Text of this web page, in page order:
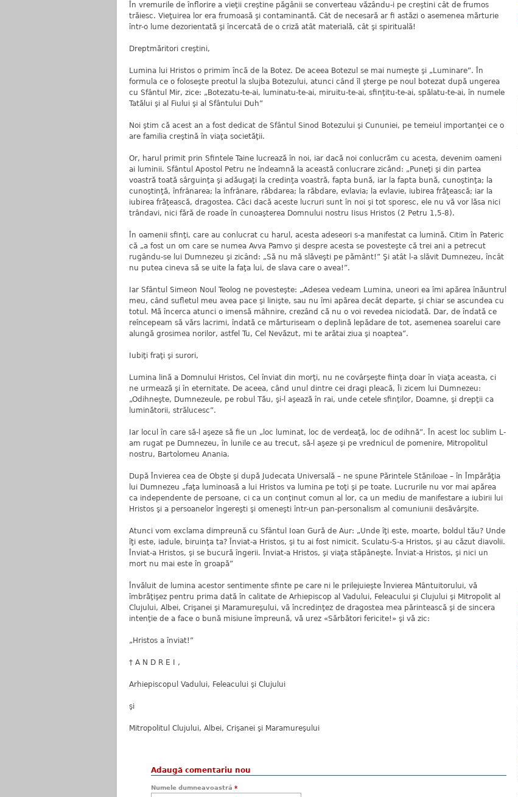
În vremurile de înflorire a vieţii creştine păgânii se converteau văzându-i pe creştini cât de frumos
trăiesc. Vieţuirea lor era frumoasă şi contaminantă. Cât de necesară ar fi astăzi o asemenea mărturie
într-o lume dezorientată şi încercată de o criză atât materială, cât şi spirituală!
Dreptmăritori creştini,
Lumina lui Hristos o primim încă de la Botez. De aceea Botezul se mai numeşte şi „Luminare”. În
formula ce o foloseşte preotul la slujba Botezului, atunci când îl şterge pe noul botezat după ungerea
cu Sfântul Mir, zice: „Botezatu-te-ai, luminatu-te-ai, miruitu-te-ai, sfinţitu-te-ai, spălatu-te-ai, în numele
Tatălui şi al Fiului şi al Sfântului Duh”
Noi ştim că acest an a fost dedicat de Sfântul Sinod Botezului şi Cununiei, pe temeiul importanţei ce o
are familia creştină în viaţa societăţii.
Or, harul primit prin Sfintele Taine lucrează în noi, iar dacă noi conlucrăm cu acesta, devenim oameni
ai luminii. Sfântul Apostol Petru ne îndeamnă la această conlucrare zicând: „Puneţi şi din partea
voastră toată sârguinţa şi adăugaţi la credinţa voastră, fapta bună, iar la fapta bună, cunoştinţa; la
cunoştinţă, înfrânarea; la înfrânare, răbdarea; la răbdare, evlavia; la evlavie, iubirea frăţească; iar la
iubirea frăţească, dragostea. Căci dacă aceste lucruri sunt în noi şi tot sporesc, ele nu vă vor lăsa nici
trândavi, nici fără de roade în cunoaşterea Domnului nostru Iisus Hristos (2 Petru 1,5-8).
În oamenii sfinţi, care au conlucrat cu harul, acesta adeseori s-a manifestat ca lumină. Citim în Pateric
că „a fost un om care se numea Avva Pamvo şi despre acesta se povesteşte că trei ani a petrecut
rugându-se lui Dumnezeu şi zicând: „Să nu mă slăveşti pe pământ!” Şi atât l-a slăvit Dumnezeu, încât
nu putea cineva să se uite la faţa lui, de slava care o avea!”.
Iar Sfântul Simeon Noul Teolog ne povesteşte: „Adesea vedeam Lumina, uneori ea îmi apărea înăuntrul
meu, când sufletul meu avea pace şi linişte, sau nu îmi apărea decât departe, şi chiar se ascundea cu
totul. Mă încerca atunci o imensă mâhnire, crezând că nu o voi revedea niciodată. Dar, de îndată ce
reîncepeam să vărs lacrimi, îndată ce mărturiseam o deplină lepădare de tot, asemenea soarelui care
alungă grosimea norilor, astfel Tu, Cel Nevăzut, mi te arătai ziua şi noaptea”.
Iubiţi fraţi şi surori,
Lumina lină a Domnului Hristos, Cel înviat din morţi, nu ne covârşeşte fiinţa doar în viaţa aceasta, ci
ne urmează şi în eternitate. De aceea, când unul dintre cei dragi pleacă, Îi zicem lui Dumnezeu:
„Odihneşte, Dumnezeule, pe robul Tău, şi-l aşează în rai, unde cetele sfinţilor, Doamne, şi drepţii ca
luminătorii, strălucesc”.
Iar locul în care să-l aşeze să fie un „loc luminat, loc de verdeaţă, loc de odihnă”. În acest loc sublim L-
am rugat pe Dumnezeu, în lunile ce au trecut, să-l aşeze şi pe vrednicul de pomenire, Mitropolitul
nostru, Bartolomeu Anania.
După Învierea cea de Obşte şi după Judecata Universală – ne spune Părintele Stăniloae – în Împărăţia
lui Dumnezeu „faţa luminoasă a lui Hristos va lumina pe toţi şi pe toate. Lucrurile nu vor mai apărea
ca independente de persoane, ci ca un conţinut comun al lor, ca un mediu de manifestare a iubirii lui
Hristos şi a persoanelor îngereşti şi omeneşti într-un pan-personalism al comuniunii desăvârşite.
Atunci vom exclama dimpreună cu Sfântul Ioan Gură de Aur: „Unde îţi este, moarte, boldul tău? Unde
îţi este, iadule, biruinţa ta? Înviat-a Hristos, şi tu ai fost nimicit. Sculatu-S-a Hristos, şi au căzut diavolii.
Înviat-a Hristos, şi se bucură îngerii. Înviat-a Hristos, şi viaţa stăpâneşte. Înviat-a Hristos, şi nici un
mort nu mai este în groapă”
Învăluit de lumina acestor sentimente sfinte pe care ni le prilejuieşte Învierea Mântuitorului, vă
îmbrăţişez pentru prima dată în calitate de Arhiepiscop al Vadului, Feleacului şi Clujului şi Mitropolit al
Clujului, Albei, Crişanei şi Maramureşului, vă încredinţez de dragostea mea părintească şi de sincera
intenţie de a face o bună misiune împreună, vă urez «Sărbători fericite!» şi vă zic:
„Hristos a înviat!”
† A N D R E I ,
Arhiepiscopul Vadului, Feleacului şi Clujului
şi
Mitropolitul Clujului, Albei, Crişanei şi Maramureşului
Adaugă comentariu nou
Numele dumneavoastră *